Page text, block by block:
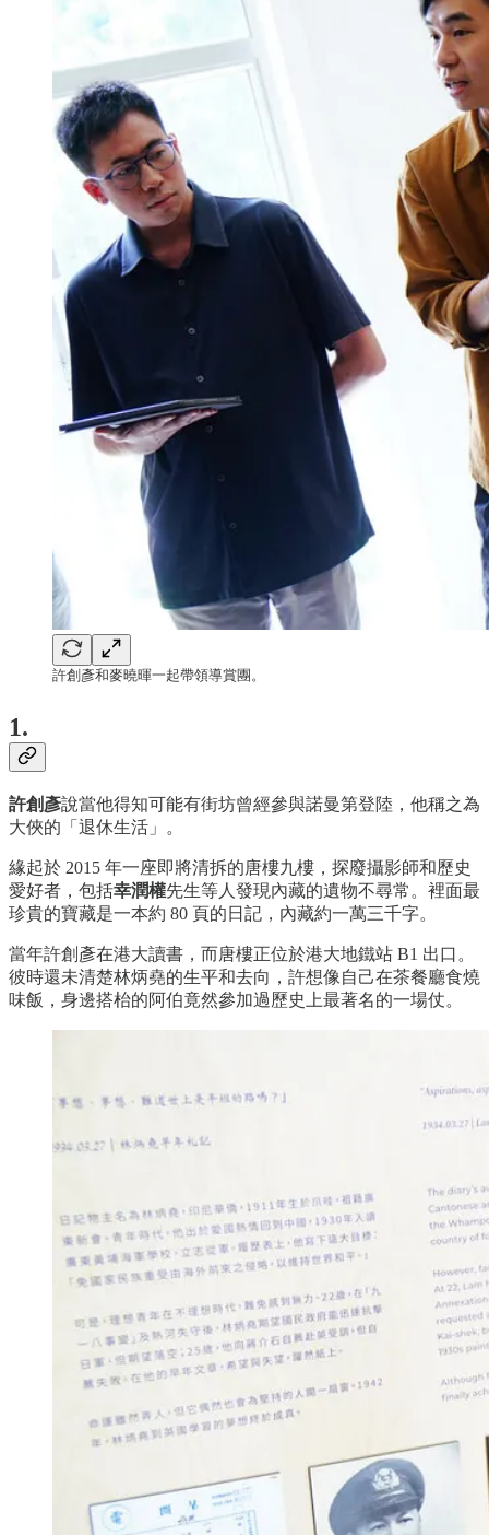
許創彥和麥曉暉一起帶領導賞團。
1.
許創彥說當他得知可能有街坊曾經參與諾曼第登陸，他稱之為
大俠的「退休生活」。
緣起於 2015 年一座即將清拆的唐樓九樓，探廢攝影師和歷史
愛好者，包括幸潤權先生等人發現內藏的遺物不尋常。裡面最
珍貴的寶藏是一本約 80 頁的日記，內藏約一萬三千字。
當年許創彥在港大讀書，而唐樓正位於港大地鐵站 B1 出口。
彼時還未清楚林炳堯的生平和去向，許想像自己在茶餐廳食燒
味飯，身邊搭枱的阿伯竟然參加過歷史上最著名的一場仗。